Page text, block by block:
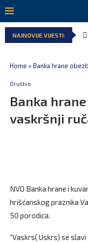
NAJNOVIJE VIJESTI:
Home »Banka hrane
Društvo
Banka
vaskršnji
NVO Banka hrane i
hrišćanskog praznika
50 porodica.
“Vaskrs( Uskrs) se